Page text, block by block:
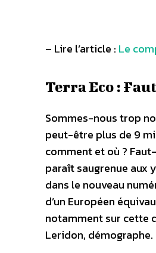
– Lire l’article : Le
Terra Eco :
Sommes-nous trop
peut-être plus de 9
comment et où ?
paraît saugrenue aux
dans le nouveau
d’un Européen
notamment sur cette
Leridon, démographe.